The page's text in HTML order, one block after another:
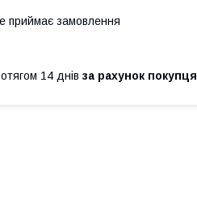
приймає замовлення
14 днів за рахунок покупця